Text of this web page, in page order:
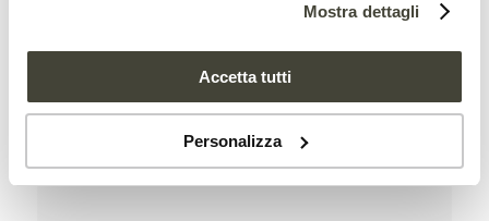
Mostra dettagli
Accetta tutti
Personalizza
“Contro il suolo
degradato, creiamo filiere
produttive disinquinanti”
AMBIENTE,NEWS